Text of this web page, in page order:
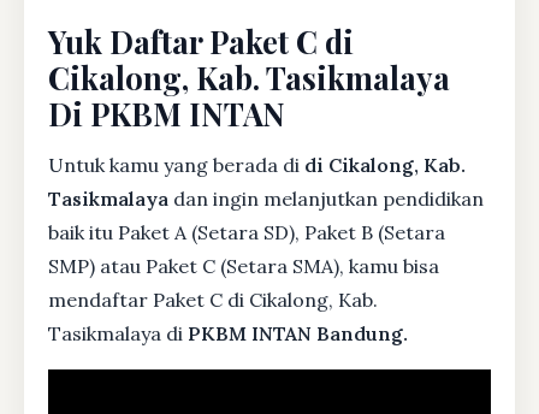
Yuk Daftar Paket C di
Cikalong, Kab. Tasikmalaya
Di PKBM INTAN
Untuk kamu yang berada di di Cikalong, Kab.
Tasikmalaya dan ingin melanjutkan pendidikan
baik itu Paket A (Setara SD), Paket B (Setara
SMP) atau Paket C (Setara SMA), kamu bisa
mendaftar Paket C di Cikalong, Kab.
Tasikmalaya di PKBM INTAN Bandung.